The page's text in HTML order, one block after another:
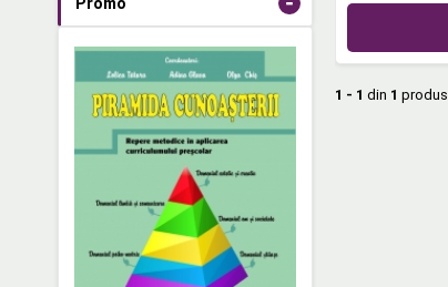
1 - 1 din 1